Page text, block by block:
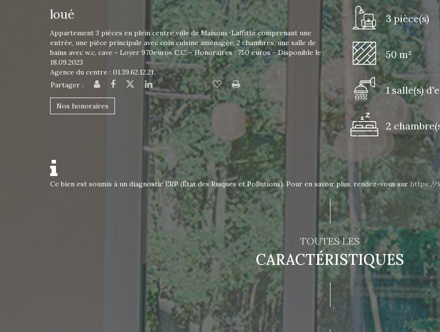
loué
Appartement 3 pièces en plein centre ville de Maisons-Laffitte comprenant une
entrée, une pièce principale avec coin cuisine aménagée, 2 chambres, une salle de
bains avec w.c, cave - Loyer 970euros C.C. - Honoraires : 750 euros - Disponible le
18.09.2023
Agence du centre : 01.39.62.12.21.
Partager :
Nos honoraires
3 pièce(s)
50 m²
1 salle(s)
2
Ce bien est soumis à un diagnostic ERP (État des Risques et Pollutions). Pour en savoir plus, rendez-vous sur https://
TOUTES LES
CARACTÉRISTIQUES